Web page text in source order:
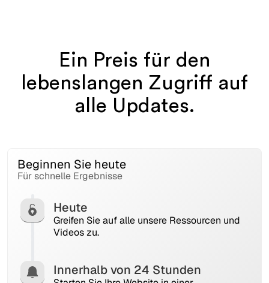
Ein Preis für den
lebenslangen Zugriff auf
alle Updates.
Beginnen Sie heute
Für schnelle Ergebnisse
Heute
Greifen Sie auf alle unsere Ressourcen und
Videos zu.
Innerhalb von 24 Stunden